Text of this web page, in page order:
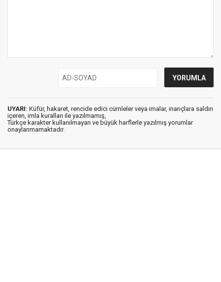
UYARI: Küfür, hakaret, rencide edici cümleler veya imalar, inançlara saldırı
içeren, imla kuralları ile yazılmamış,
Türkçe karakter kullanılmayan ve büyük harflerle yazılmış yorumlar
onaylanmamaktadır.